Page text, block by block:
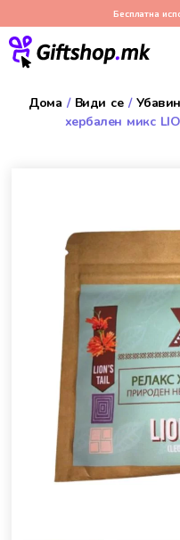
Бесплатна
Дома / Види се/
хербален микс